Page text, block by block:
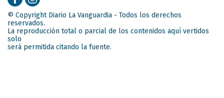
© Copyright Diario La Vanguardia - Todos los derechos
reservados.
La reproducción total o parcial de los contenidos aquí vertidos
solo
será permitida citando la fuente.